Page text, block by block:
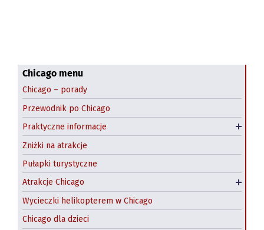
Chicago menu
Chicago – porady
Przewodnik po Chicago
Praktyczne informacje
Dzień św. Patryka
Halloween: farmy dyniowe
Wynajem samochodów Chicago
Hostel w Chicago
Zniżki na atrakcje
Pułapki turystyczne
Atrakcje Chicago
Art Institute of Chicago
Pedway Chicago
Chicago Riverwalk
Chicago Theatre
Atrakcje na świeżym powietrzu
Zwiedzanie Chicago łodzią
Wycieczki z Chicago
Wycieczki helikopterem w Chicago
Chicago dla dzieci